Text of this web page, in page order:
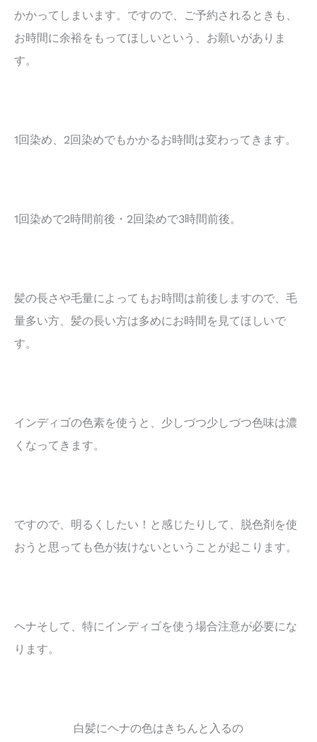
かかってしまいます。ですので、ご予約されるときも、
お時間に余裕をもってほしいという、お願いがありま
す。
1回染め、2回染めでもかかるお時間は変わってきます。
1回染めで2時間前後・2回染めで3時間前後。
髪の長さや毛量によってもお時間は前後しますので、毛
量多い方、髪の長い方は多めにお時間を見てほしいで
す。
インディゴの色素を使うと、少しづつ少しづつ色味は濃
くなってきます。
ですので、明るくしたい！と感じたりして、脱色剤を使
おうと思っても色が抜けないということが起こります。
ヘナそして、特にインディゴを使う場合注意が必要にな
ります。
白髪にヘナの色はきちんと入るの